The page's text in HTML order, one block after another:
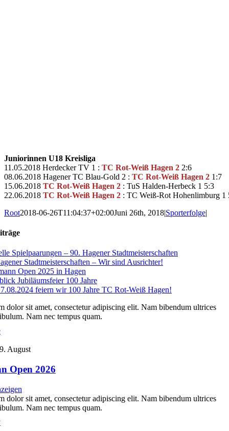
Juniorinnen U18 Kreisliga
11.05.2018 Herdecker TV 1 : TC Rot-Weiß Hagen 2 2:6
08.06.2018 Hagener TC Blau-Gold 2 : TC Rot-Weiß Hagen 2 1:7
15.06.2018 TC Rot-Weiß Hagen 2 : TuS Halden-Herbeck 1 5:3
22.06.2018 TC Rot-Weiß Hagen 2 : TC Weiß-Rot Hohenlimburg 1
Root2018-06-26T11:04:37+02:00Juni 26th, 2018|Sporterfolge|
Spielpaarungen – 90. Hagener Stadtmeisterschaften
Stadtmeisterschaften – Wir sind Ausrichter!
Open 2025 in Hagen
Jubiläumsfeier 100 Jahre
feiern wir 100 Jahre TC Rot-Weiß Hagen!
dolor sit amet, consectetur adipiscing elit. Nam bibendum ultrices
Nam nec tempus quam.
9. August
Open 2026
dolor sit amet, consectetur adipiscing elit. Nam bibendum ultrices
Nam nec tempus quam.